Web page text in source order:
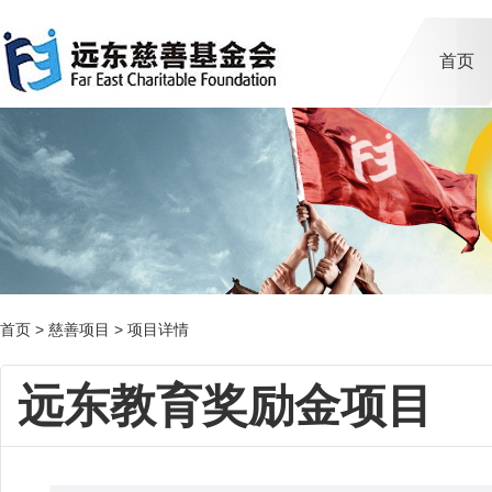
首页
首页 > 慈善项目 > 项目详情
远东教育奖励金项目